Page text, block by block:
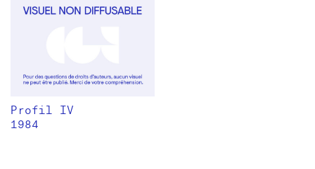
Profil IV
1984